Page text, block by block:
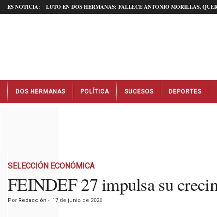
ES NOTICIA: LUTO EN DOS HERMANAS: FALLECE ANTONIO MORILLAS,
t
DOS HERMANAS POLÍTICA SUCESOS DEPORTES
SELECCIÓN ECONÓMICA
FEINDEF 27 impulsa su
Por Redacción - 17 de junio de 2026